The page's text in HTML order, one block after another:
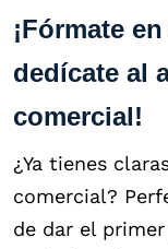
¡Fórmate
dedícate al
comercial!
¿Ya tienes
comercial?
de dar el